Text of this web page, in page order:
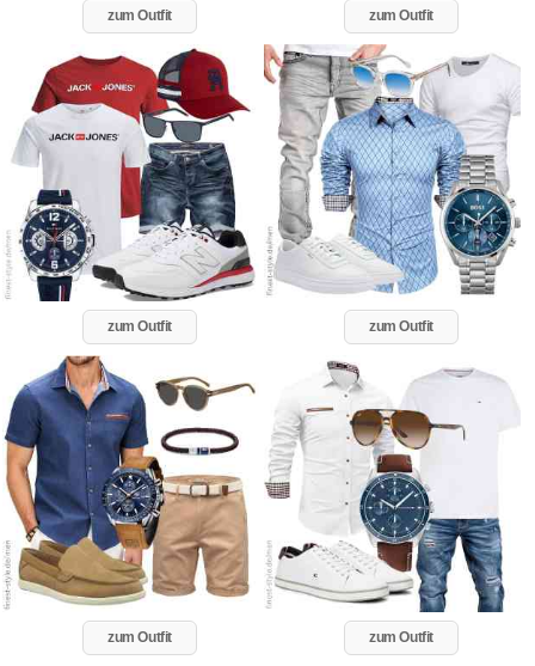
zum Outfit zum Outfit
zum Outfit zum Outfit
zum Outfit zum Outfit